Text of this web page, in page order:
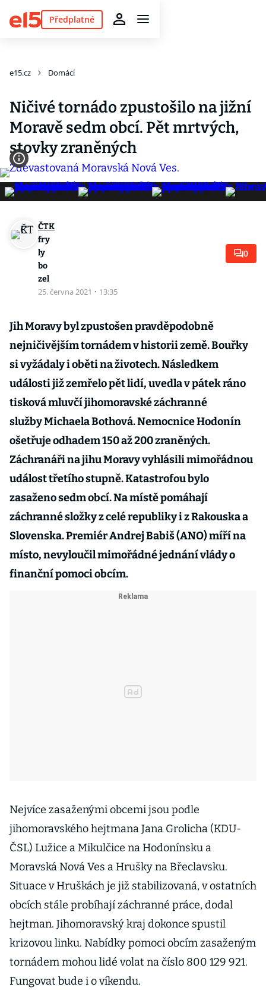
Předplatné
e15.cz Domácí
Ničivé tornádo zpustošilo na jižní
Moravě sedm obcí. Pět mrtvých,
stovky zraněných
ČTK
fry
ly
bo
zel
25. června 2021 · 13:35
0
Jih Moravy byl zpustošen pravděpodobně
nejničivějším tornádem v historii země. Bouřky
si vyžádaly i oběti na životech. Následkem
události již zemřelo pět lidí, uvedla v pátek ráno
tisková mluvčí jihomoravské záchranné
služby Michaela Bothová. Nemocnice Hodonín
ošetřuje odhadem 150 až 200 zraněných.
Záchranáři na jihu Moravy vyhlásili mimořádnou
událost třetího stupně. Katastrofou bylo
zasaženo sedm obcí. Na místě pomáhají
záchranné složky z celé republiky i z Rakouska a
Slovenska. Premiér Andrej Babiš (ANO) míří na
místo, nevyloučil mimořádné jednání vlády o
finanční pomoci obcím.
Nejvíce zasaženými obcemi jsou podle
jihomoravského hejtmana Jana Grolicha (KDU-
ČSL) Lužice a Mikulčice na Hodonínsku a
Moravská Nová Ves a Hrušky na Břeclavsku.
Situace v Hruškách je již stabilizovaná, v ostatních
obcích stále probíhají záchranné práce, dodal
hejtman. Jihomoravský kraj dokonce spustil
krizovou linku. Nabídky pomoci obcím zasaženým
tornádem mohou lidé volat na číslo 800 129 921.
Fungovat bude i o víkendu.